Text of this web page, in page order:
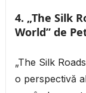
4. „The Silk
World” de
„The Silk
o perspectivă